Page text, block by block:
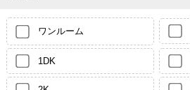
ワンルーム
1DK